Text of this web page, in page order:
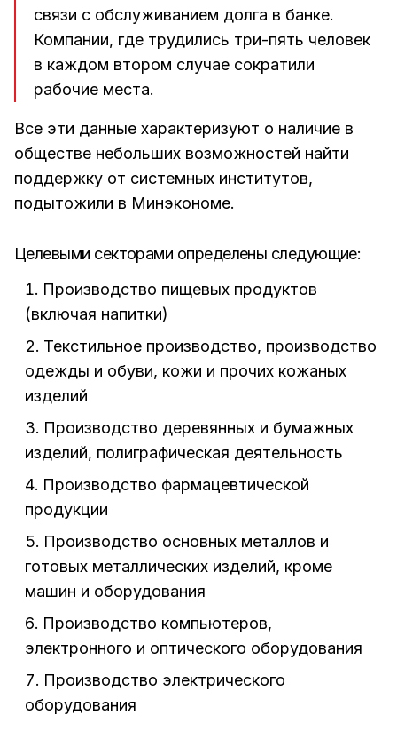
связи с обслуживанием долга в банке.
Компании, где трудились три-пять человек
в каждом втором случае сократили
рабочие места.
Все эти данные характеризуют о наличие в
обществе небольших возможностей найти
поддержку от системных институтов,
подытожили в Минэкономе.
Целевыми секторами определены следующие:
Производство пищевых продуктов
(включая напитки)
Текстильное производство, производство
одежды и обуви, кожи и прочих кожаных
изделий
Производство деревянных и бумажных
изделий, полиграфическая деятельность
Производство фармацевтической
продукции
Производство основных металлов и
готовых металлических изделий, кроме
машин и оборудования
Производство компьютеров,
электронного и оптического оборудования
Производство электрического
оборудования